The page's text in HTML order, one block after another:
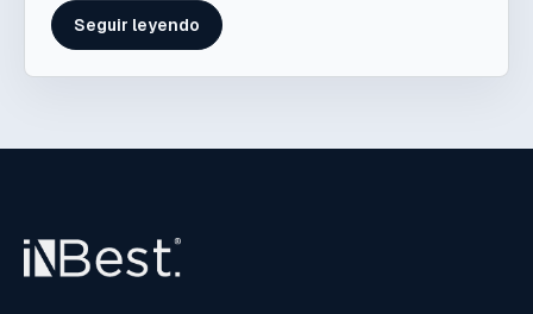
Seguir leyendo